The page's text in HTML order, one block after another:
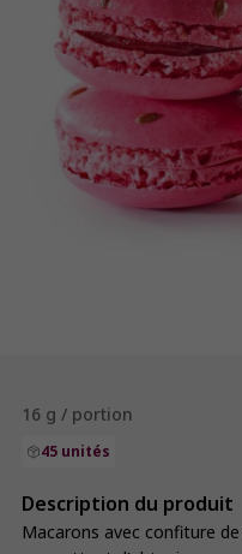
16 g / portion
45 unités
Description du produit
Macarons avec confiture